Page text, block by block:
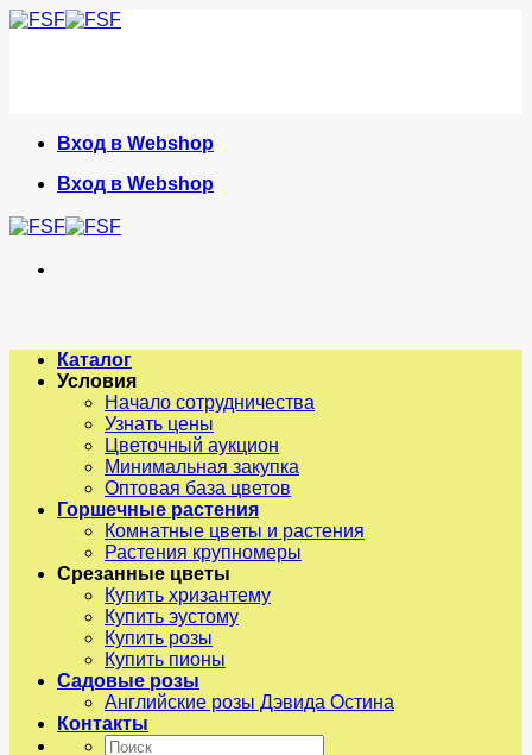
Skip
Вход в Webshop
Вход в Webshop
Каталог
Условия
Начало сотрудничества
Узнать цены
Цветочный аукцион
Минимальная закупка
Оптовая база цветов
Горшечные растения
Комнатные цветы и растения
Растения крупномеры
Срезанные цветы
Купить хризантему
Купить эустому
Купить розы
Купить пионы
Садовые розы
Английские розы Дэвида Остина
Контакты
Искать: